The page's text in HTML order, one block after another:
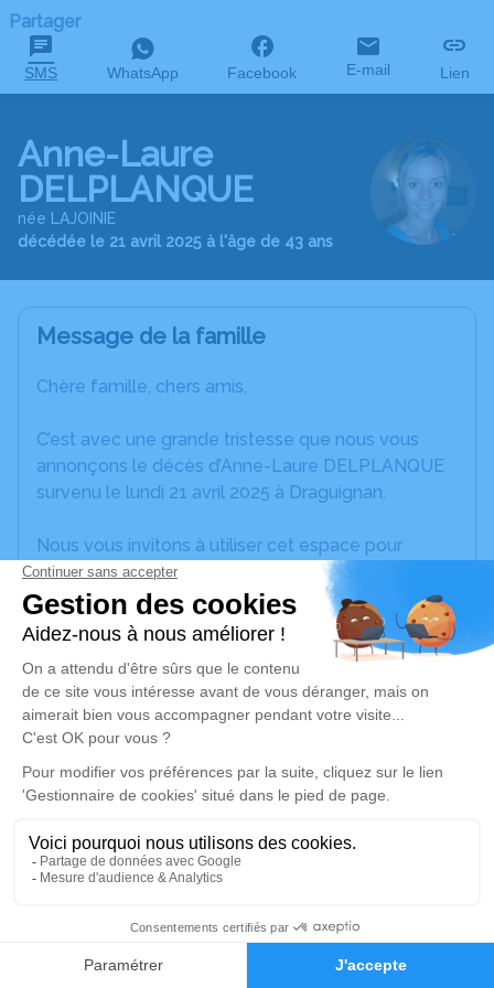
Faire-part Hommages
Partager
SMS WhatsApp Facebook E-mail Lien
Anne-Laure
DELPLANQUE
née LAJOINIE
décédée le 21 avril 2025 à l'âge de 43 ans
Message de la famille
Chère famille, chers amis,
C’est avec une grande tristesse que nous vous
annonçons le décès d’Anne-Laure DELPLANQUE
survenu le lundi 21 avril 2025 à Draguignan.
Nous vous invitons à utiliser cet espace pour
laisser vos condoléances, partager des photos
souvenirs, une anecdote ou exprimer vos pensées
à travers des poèmes ou des textes. Cet endroit
est un lieu d'expression dédié à honorer la
mémoire d’Anne-Laure DELPLANQUE.
Un service de plantation d’arbre hommage est
disponible ici.
Je rends hommage
Cérémonie civile
Crématorium de Saint-Raphaël
Boulevard de l'Aspé